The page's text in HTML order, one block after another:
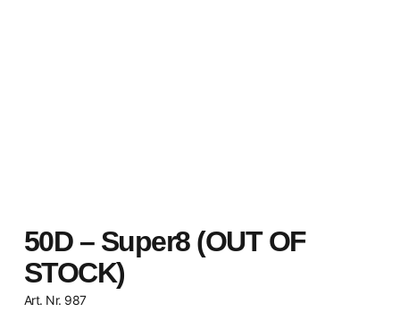
50D – Super8 (OUT OF
STOCK)
Art. Nr. 987